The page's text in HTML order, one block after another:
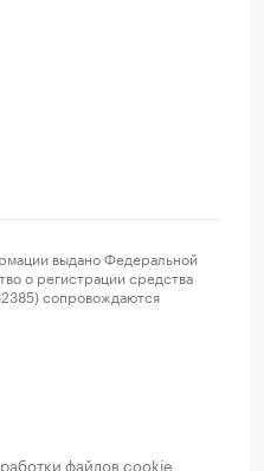
выдано Федеральной
о регистрации средства
сопровождаются
файлов cookie